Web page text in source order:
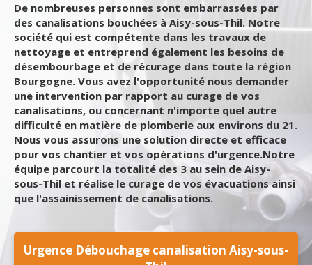
De nombreuses personnes sont embarrassées par
des canalisations bouchées à Aisy-sous-Thil. Notre
société qui est compétente dans les travaux de
nettoyage et entreprend également les besoins de
désembourbage et de récurage dans toute la région
Bourgogne. Vous avez l'opportunité nous demander
une intervention par rapport au curage de vos
canalisations, ou concernant n'importe quel autre
difficulté en matière de plomberie aux environs du 21.
Nous vous assurons une solution directe et efficace
pour vos chantier et vos opérations d'urgence.Notre
équipe parcourt la totalité des 3 au sein de Aisy-
sous-Thil et réalise le curage de vos évacuations ainsi
que l'assainissement de canalisations.
Urgence Débouchage canalisation Aisy-sous-